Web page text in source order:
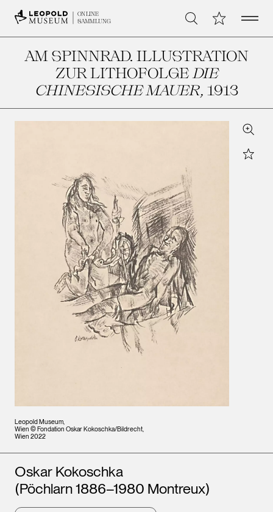
ONLINE
SAMMLUNG
Suche Meine Open
AM SPINNRAD. ILLUSTRATION
ZUR LITHOFOLGE DIE
CHINESISCHE MAUER, 1913
Leopold Museum,
Wien © Fondation Oskar Kokoschka/Bildrecht,
Wien 2022
Zoom
Star
Künstler*innen
Oskar Kokoschka
(Pöchlarn 1886–1980 Montreux)